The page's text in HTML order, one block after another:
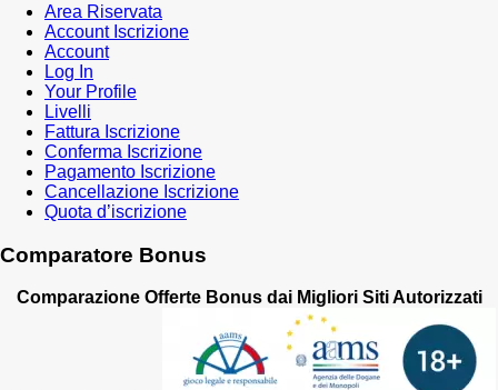
Area Riservata
Account Iscrizione
Account
Log In
Your Profile
Livelli
Fattura Iscrizione
Conferma Iscrizione
Pagamento Iscrizione
Cancellazione Iscrizione
Quota d’iscrizione
Comparatore Bonus
Comparazione Offerte Bonus dai Migliori Siti Autorizzati